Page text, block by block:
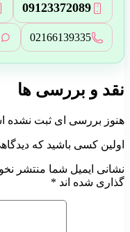
2
09123372089
02166139335
نقد و بررسی ها
هنوز بررسی ای ثبت نشده
اولین کسی باشید که
نشانی ایمیل شما منتشر
گذاری شده اند *